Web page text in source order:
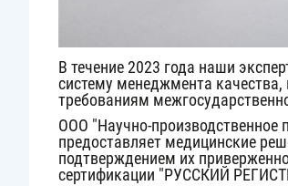
В течение 2023 года наши
систему менеджмента качества,
требованиям
ООО "Научно-производственное
предоставляет медицинские
подтверждением их
сертификации "РУССКИЙ